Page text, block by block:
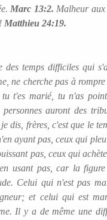
Marc 13:2. Malheur aux
Matthieu 24:19.
des temps difficiles qui
ne cherche pas à
t'es marié, tu n'as
auront des
dis, frères, c'est que le
ayant pas, ceux qui
pas, ceux qui
usant pas, car la
Celui qui n'est pas
et celui qui est
Il y a de même une